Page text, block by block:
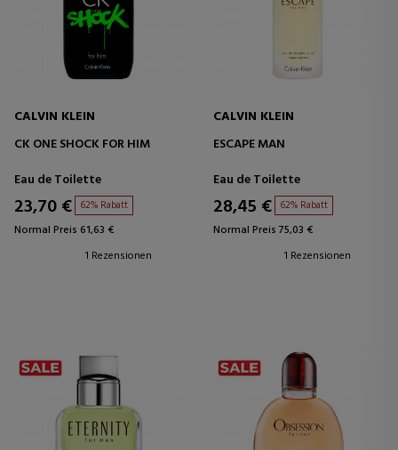
CALVIN KLEIN
CK ONE SHOCK FOR HIM
Eau de Toilette
23,70 € 62% Rabatt
Normal Preis 61,63 €
1 Rezensionen
CALVIN KLEIN
ESCAPE MAN
Eau de Toilette
28,45 € 62% Rabatt
Normal Preis 75,03 €
1 Rezensionen